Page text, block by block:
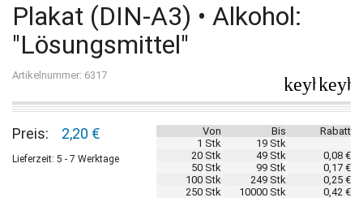
Plakat (DIN-A3) • Alkohol:
"Lösungsmittel"
Artikelnummer: 6317
Von Bis
Rabatt
1 Stk
19 Stk
20 Stk
49 Stk
0,08 €
50 Stk
99 Stk
0,17 €
100 Stk
249 Stk
0,25 €
250 Stk
10000 Stk 0,42 €
Preis: 2,20 €
Lieferzeit: 5 - 7 Werktage